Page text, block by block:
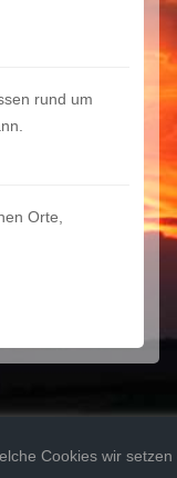
rund um
Orte,
Cookies wir setzen